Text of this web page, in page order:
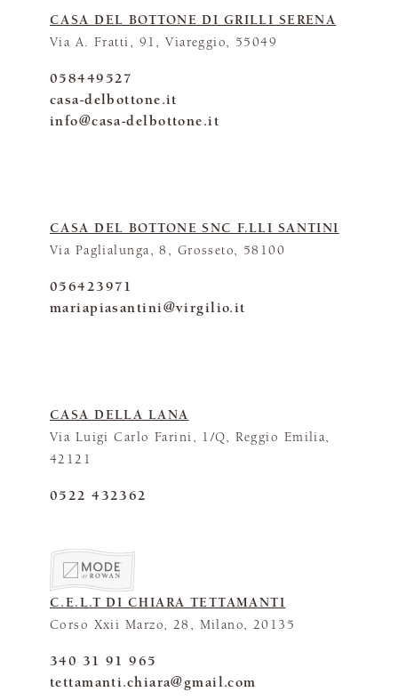
CASA DEL BOTTONE DI GRILLI SERENA
Via A. Fratti, 91, Viareggio, 55049
058449527
casa-delbottone.it
info@casa-delbottone.it
CASA DEL BOTTONE SNC F.LLI SANTINI
Via Paglialunga, 8, Grosseto, 58100
056423971
mariapiasantini@virgilio.it
CASA DELLA LANA
Via Luigi Carlo Farini, 1/Q, Reggio Emilia,
42121
0522 432362
C.E.L.T DI CHIARA TETTAMANTI
Corso Xxii Marzo, 28, Milano, 20135
340 31 91 965
tettamanti.chiara@gmail.com